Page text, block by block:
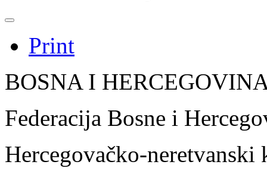
Print
BOSNA I
Federacija Bosne i
Hercegovačko-neretvanski